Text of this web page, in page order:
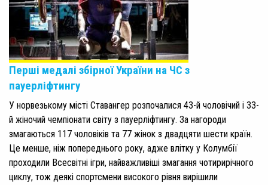
Перші медалі збірної України на ЧС з
пауерліфтингу
У норвезькому місті Ставангер розпочалися 43-й чоловічий і 33-
й жіночий чемпіонати світу з пауерліфтингу. За нагороди
змагаються 117 чоловіків та 77 жінок з двадцяти шести країн.
Це менше, ніж попереднього року, адже влітку у Колумбії
проходили Всесвітні ігри, найважливіші змагання чотирирічного
циклу, тож деякі спортсмени високого рівня вирішили